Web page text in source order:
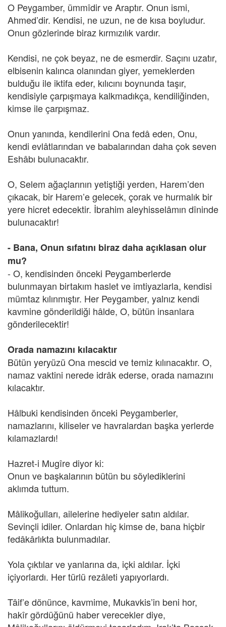
O Peygamber, ümmîdir ve Araptır. Onun ismi,
Ahmed’dir. Kendisi, ne uzun, ne de kısa boyludur.
Onun gözlerinde biraz kırmızılık vardır.
Kendisi, ne çok beyaz, ne de esmerdir. Saçını uzatır,
elbisenin kalınca olanından giyer, yemeklerden
bulduğu ile iktifa eder, kılıcını boynunda taşır,
kendisiyle çarpışmaya kalkmadıkça, kendiliğinden,
kimse ile çarpışmaz.
Onun yanında, kendilerini Ona fedâ eden, Onu,
kendi evlâtlarından ve babalarından daha çok seven
Eshâbı bulunacaktır.
O, Selem ağaçlarının yetiştiği yerden, Harem’den
çıkacak, bir Harem’e gelecek, çorak ve hurmalık bir
yere hicret edecektir. İbrahim aleyhisselâmın dîninde
bulunacaktır!
- Bana, Onun sıfatını biraz daha açıklasan olur
mu?
- O, kendisinden önceki Peygamberlerde
bulunmayan birtakım haslet ve imtiyazlarla, kendisi
mümtaz kılınmıştır. Her Peygamber, yalnız kendi
kavmine gönderildiği hâlde, O, bütün insanlara
gönderilecektir!
Orada namazını kılacaktır
Bütün yeryüzü Ona mescid ve temiz kılınacaktır. O,
namaz vaktini nerede idrâk ederse, orada namazını
kılacaktır.
Hâlbuki kendisinden önceki Peygamberler,
namazlarını, kiliseler ve havralardan başka yerlerde
kılamazlardı!
Hazret-i Mugîre diyor ki:
Onun ve başkalarının bütün bu söylediklerini
aklımda tuttum.
Mâlikoğulları, ailelerine hediyeler satın aldılar.
Sevinçli idiler. Onlardan hiç kimse de, bana hiçbir
fedâkârlıkta bulunmadılar.
Yola çıktılar ve yanlarına da, içki aldılar. İçki
içiyorlardı. Her türlü rezâleti yapıyorlardı.
Tâif’e dönünce, kavmime, Mukavkis’in beni hor,
hakîr gördüğünü haber verecekler diye,